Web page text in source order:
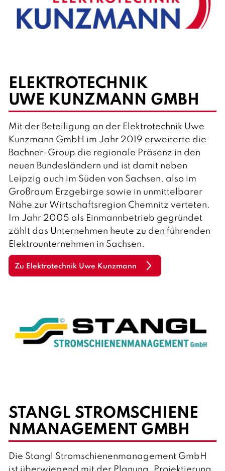
ELEKTROTECHNIK
UWE KUNZMANN GMBH
Mit der Beteiligung an der Elektrotechnik Uwe
Kunzmann GmbH im Jahr 2019 erweiterte die
Bachner-Group die regionale Präsenz in den
neuen Bundesländern und ist damit neben
Leipzig auch im Süden von Sachsen, also im
Großraum Erzgebirge sowie in unmittelbarer
Nähe zur Wirtschaftsregion Chemnitz verteten.
Im Jahr 2005 als Einmannbetrieb gegründet
zählt das Unternehmen heute zu den führenden
Elektrounternehmen in Sachsen.
Zu Elektrotechnik Uwe Kunzmann
STANGL STROMSCHIENE
N­MANAGEMENT GMBH
Die Stangl Stromschienenmanagement GmbH